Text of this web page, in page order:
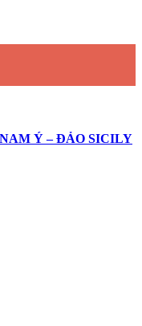
Ý – ĐẢO SICILY